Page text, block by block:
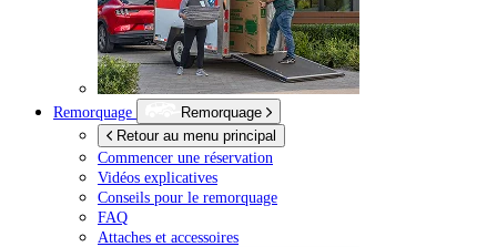
Remorquage
Remorquage
Retour au menu principal
Commencer une réservation
Vidéos explicatives
Conseils pour le remorquage
FAQ
Attaches et accessoires